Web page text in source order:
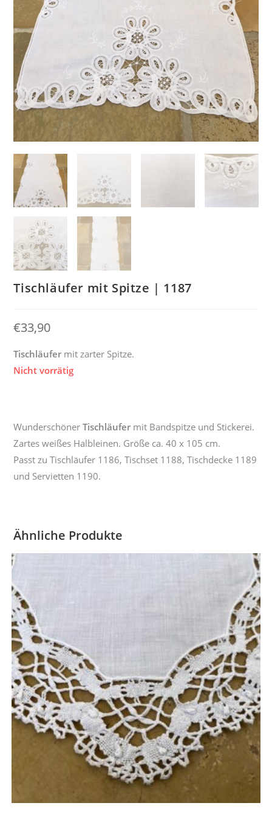
Tischläufer mit Spitze | 1187
€33,90
Tischläufer mit zarter Spitze.
Nicht vorrätig
WunderschönerTischläufer mit Bandspitze und Stickerei.
Zartes weißes Halbleinen. Größe ca. 40 x 105 cm.
Passt zu Tischläufer 1186, Tischset 1188, Tischdecke 1189
und Servietten 1190.
Ähnliche Produkte